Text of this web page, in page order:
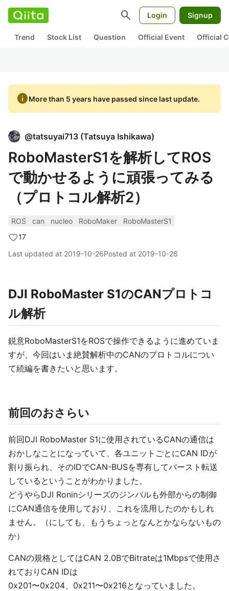
search Login Signup
Trend Stock List Question Official Event Official
infoMore than 5 years have passed since last update.
@tatsuyai713 (Tatsuya Ishikawa)
RoboMasterS1を解析してROS
で動かせるように頑張ってみる
（プロトコル解析2）
ROS can nucleo RoboMaker
RoboMasterS1
17
Last updated at 2019-10-26Posted at 2019-10-26
DJI RoboMaster S1のCANプロトコ
ル解析
鋭意RoboMasterS1をROSで操作できるように進めていま
すが、今回はいま絶賛解析中のCANのプロトコルについ
て続編を書きたいと思います。
前回のおさらい
前回DJI RoboMaster S1に使用されているCANの通信は
おかしなことになっていて、各ユニットごとにCAN IDが
割り振られ、そのIDでCAN-BUSを専有してバースト転送
しているということがわかりました。
どうやらDJI Roninシリーズのジンバルも外部からの制御
にCAN通信を使用しており、これを流用したのかもしれ
ません。（にしても、もうちょっとなんとかならないもの
か）
CANの規格としてはCAN 2.0BでBitrateは1Mbpsで使用さ
れておりCAN IDは
0x201〜0x204、0x211〜0x216となっていました。